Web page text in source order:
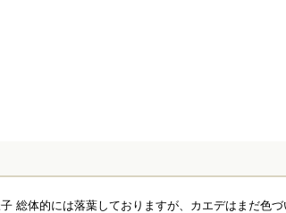
総体的には落葉しておりますが、カエデはまだ